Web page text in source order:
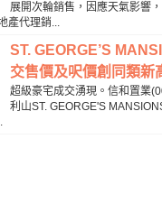
展開次輪銷售，因應天氣影響
產代理銷...
ST. GEORGE’S
交售價及呎價創同類新
超級豪宅成交湧現。信和置業
利山ST. GEORGE'S